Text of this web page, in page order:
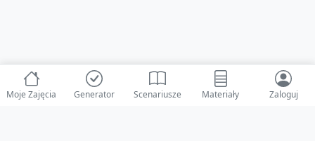
Moje Zajęcia Generator Scenariusze Materiały Zaloguj